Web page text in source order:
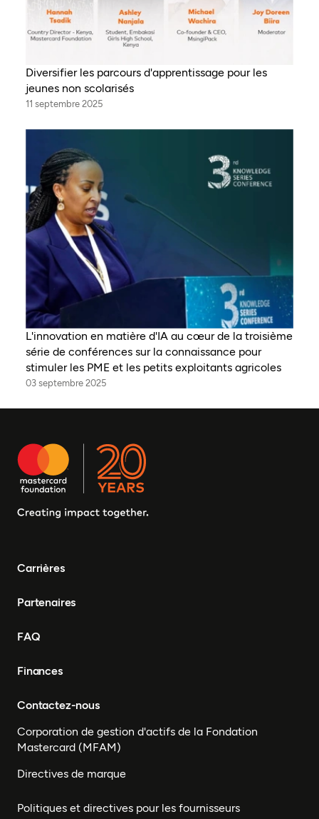
Diversifier les parcours d'apprentissage pour les
jeunes non scolarisés
11 septembre 2025
L'innovation en matière d'IA au cœur de la troisième
série de conférences sur la connaissance pour
stimuler les PME et les petits exploitants agricoles
03 septembre 2025
Carrières
Partenaires
FAQ
Finances
Contactez-nous
Corporation de gestion d'actifs de la Fondation
Mastercard (MFAM)
Directives de marque
Politiques et directives pour les fournisseurs